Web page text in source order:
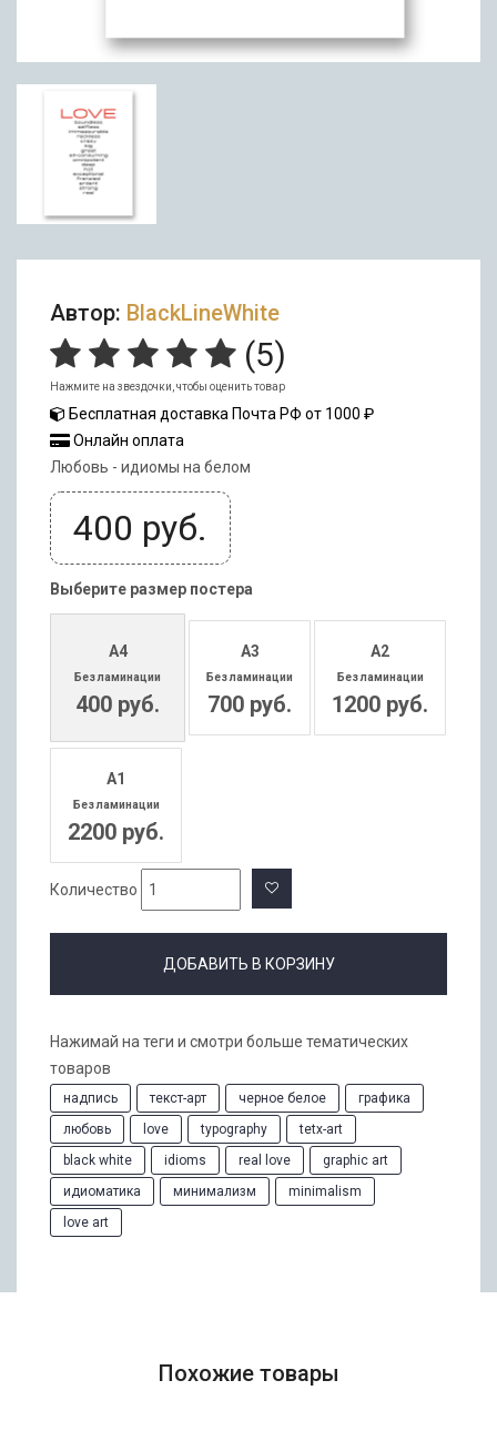
Автор: BlackLineWhite
(5)
Нажмите на звездочки, чтобы оценить товар
Бесплатная доставка Почта РФ от 1000 ₽
Онлайн оплата
Любовь - идиомы на белом
400 руб.
Выберите размер постера
А4
Без ламинации
400 руб.
А3
Без ламинации
700 руб.
А2
Без ламинации
1200 руб.
А1
Без ламинации
2200 руб.
Количество
ДОБАВИТЬ В КОРЗИНУ
Нажимай на теги и смотри больше тематических
товаров
надпись текст-арт черное белое
графика
любовь
love typography
tetx-art
black white
idioms real love
graphic art
идиоматика
минимализм
minimalism
love art
Похожие товары